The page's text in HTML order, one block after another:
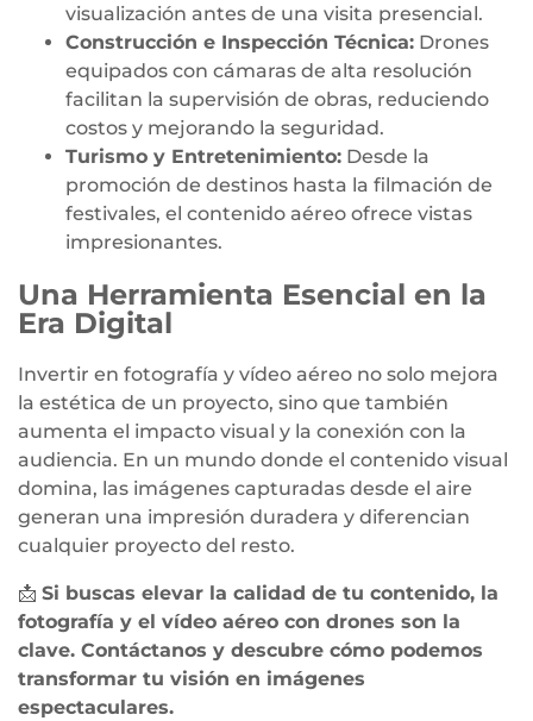
visualización antes de una visita presencial.
Construcción e Inspección Técnica: Drones
equipados con cámaras de alta resolución
facilitan la supervisión de obras, reduciendo
costos y mejorando la seguridad.
Turismo y Entretenimiento: Desde la
promoción de destinos hasta la filmación de
festivales, el contenido aéreo ofrece vistas
impresionantes.
Una Herramienta Esencial en la
Era Digital
Invertir en fotografía y vídeo aéreo no solo mejora
la estética de un proyecto, sino que también
aumenta el impacto visual y la conexión con la
audiencia. En un mundo donde el contenido visual
domina, las imágenes capturadas desde el aire
generan una impresión duradera y diferencian
cualquier proyecto del resto.
📩 Si buscas elevar la calidad de tu contenido, la
fotografía y el vídeo aéreo con drones son la
clave. Contáctanos y descubre cómo podemos
transformar tu visión en imágenes
espectaculares.